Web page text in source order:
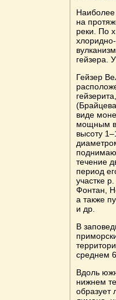
на
реки. По
гейзера.
Гейзер
виде
мощным
высоту
течение
период
участке
Фонтан,
а также
и др.
В
среднем
Вдоль
нижнем
образует